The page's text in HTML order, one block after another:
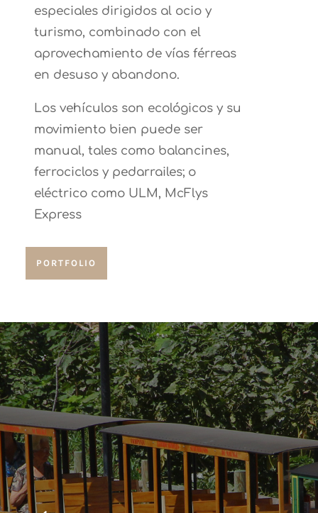
especiales dirigidos al ocio y
turismo, combinado con el
aprovechamiento de vías férreas
en desuso y abandono.
Los vehículos son ecológicos y su
movimiento bien puede ser
manual, tales como balancines,
ferrociclos y pedarrailes; o
eléctrico como ULM, McFlys
Express
PORTFOLIO